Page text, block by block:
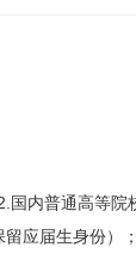
国内普通高等
应届生身份）